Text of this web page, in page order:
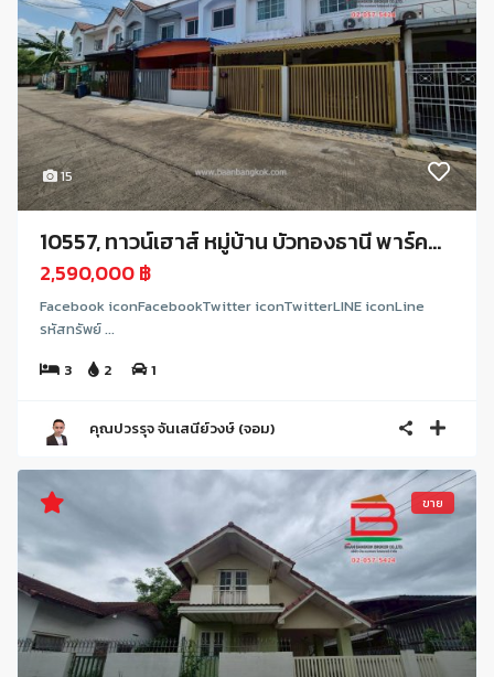
15
10557, ทาวน์เฮาส์ หมู่บ้าน บัวทองธานี พาร์ค...
2,590,000 ฿
Facebook iconFacebookTwitter iconTwitterLINE iconLine
รหัสทรัพย์ ...
3
2 1
คุณปวรรุจ จันเสนีย์วงษ์ (จอม)
ขาย